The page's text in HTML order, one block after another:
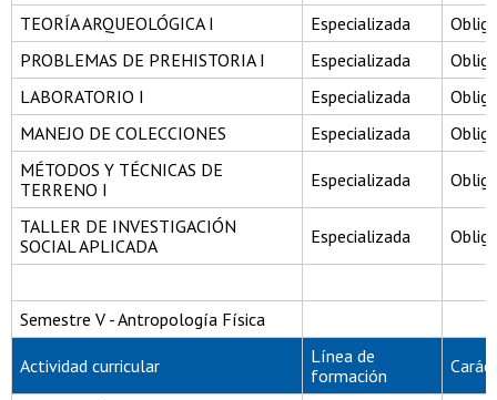
TEORÍA ARQUEOLÓGICA I Especializada
PROBLEMAS DE PREHISTORIA I
Especializada
LABORATORIO I
Especializada
MANEJO DE COLECCIONES
Especializada
MÉTODOS Y TÉCNICAS DE
TERRENO I
Especializada
TALLER DE INVESTIGACIÓN
SOCIAL APLICADA
Especializada
Semestre V - Antropología Física
Actividad curricular
Línea de
formación